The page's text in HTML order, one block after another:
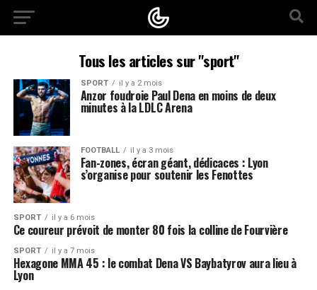
Tous les articles sur "sport"
SPORT il y a 2 mois
Anzor foudroie Paul Dena en moins de deux
minutes à la LDLC Arena
FOOTBALL il y a 3 mois
Fan-zones, écran géant, dédicaces : Lyon
s’organise pour soutenir les Fenottes
SPORT il y a 6 mois
Ce coureur prévoit de monter 80 fois la colline de Fourvière
SPORT il y a 7 mois
Hexagone MMA 45 : le combat Dena VS Baybatyrov aura lieu à
Lyon